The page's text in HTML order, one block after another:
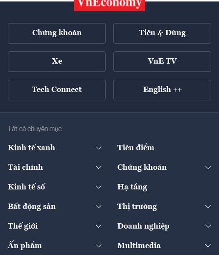
Chứng khoán Tiêu & Dùng
Xe VnE TV
Tech Connect English ++
Tất cả chuyên mục
Kinh tế xanh
Diễn đàn
Tiêu điểm
Tài chính
Ngân hàng
Bảo hiểm
Chứng khoán
Doanh nghiệp niêm yết
Khung pháp lý
Kinh tế số
Sản phẩm - Thị trường
Start-up
Hạ tầng
Bất động sản
Chính sách
Thị trường
Thế giới
Kinh tế
Doanh nghiệp
Ấn phẩm Multimedia